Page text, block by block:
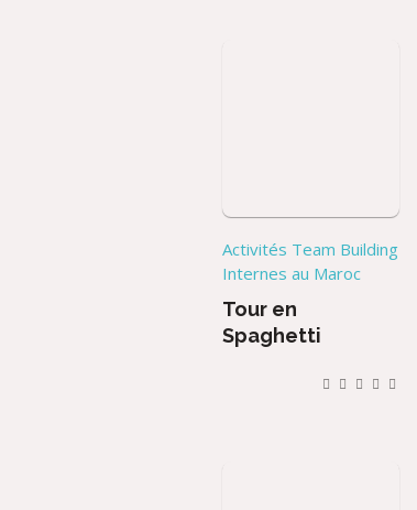
Activités Team Building
Internes au Maroc
Tour en
Spaghetti